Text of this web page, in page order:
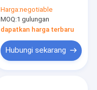
0.1m Sampai 1.6m
Harga:negotiable
MOQ:1 gulungan
dapatkan harga terbaru
Hubungi sekarang